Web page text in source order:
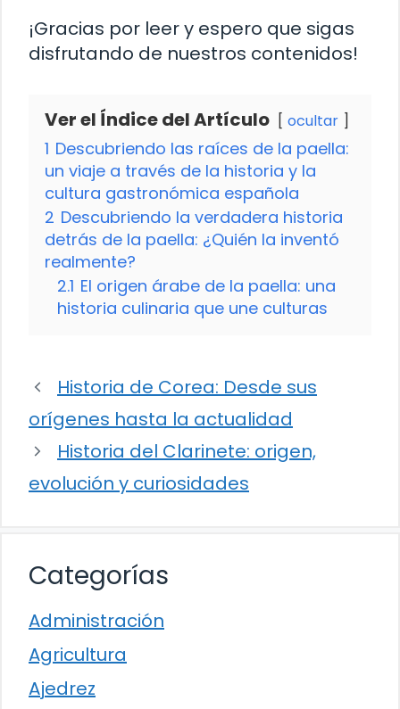
¡Gracias por leer y espero que sigas
disfrutando de nuestros contenidos!
Ver el Índice del Artículo ocultar
1 Descubriendo las raíces de la paella:
un viaje a través de la historia y la
cultura gastronómica española
2 Descubriendo la verdadera historia
detrás de la paella: ¿Quién la inventó
realmente?
2.1 El origen árabe de la paella: una
historia culinaria que une culturas
Historia de Corea: Desde sus
orígenes hasta la actualidad
Historia del Clarinete: origen,
evolución y curiosidades
Categorías
Administración
Agricultura
Ajedrez